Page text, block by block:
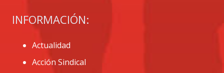
INFORMACIÓN:
Actualidad
Acción Sindical